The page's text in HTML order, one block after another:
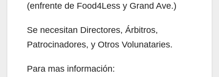
(enfrente de Food4Less y Grand Ave.)
Se necesitan Directores, Árbitros,
Patrocinadores, y Otros Volunataries.
Para mas información: